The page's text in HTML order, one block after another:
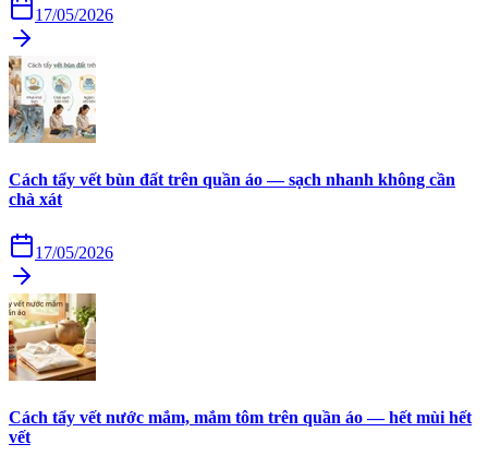
17/05/2026
Cách tẩy vết bùn đất trên quần áo — sạch nhanh không cần
chà xát
17/05/2026
Cách tẩy vết nước mắm, mắm tôm trên quần áo — hết mùi hết
vết